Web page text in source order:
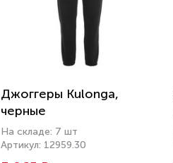
Джоггеры Kulonga,
черные
На складе: 7 шт
Артикул: 12959.30